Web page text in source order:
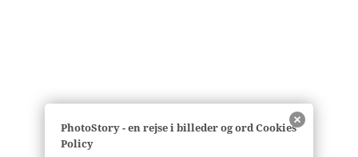
PhotoStory - en rejse i billeder og ord Cookies
Policy